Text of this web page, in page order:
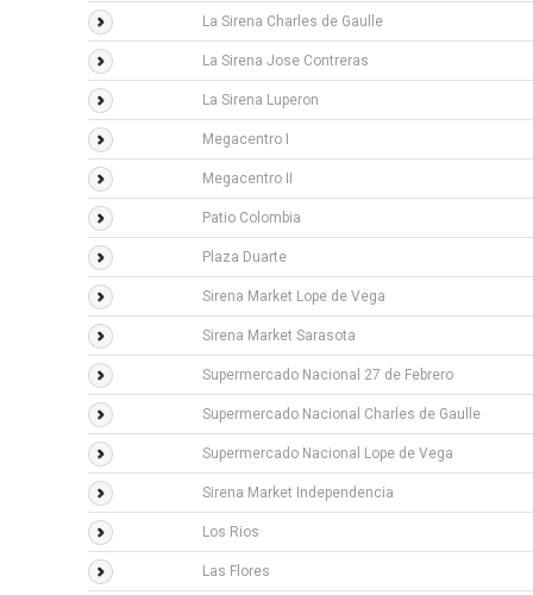
La Sirena Charles de Gaulle
La Sirena Jose Contreras
La Sirena Luperon
Megacentro I
Megacentro II
Patio Colombia
Plaza Duarte
Sirena Market Lope de Vega
Sirena Market Sarasota
Supermercado Nacional 27 de Febrero
Supermercado Nacional Charles de Gaulle
Supermercado Nacional Lope de Vega
Sirena Market Independencia
Los Rios
Las Flores